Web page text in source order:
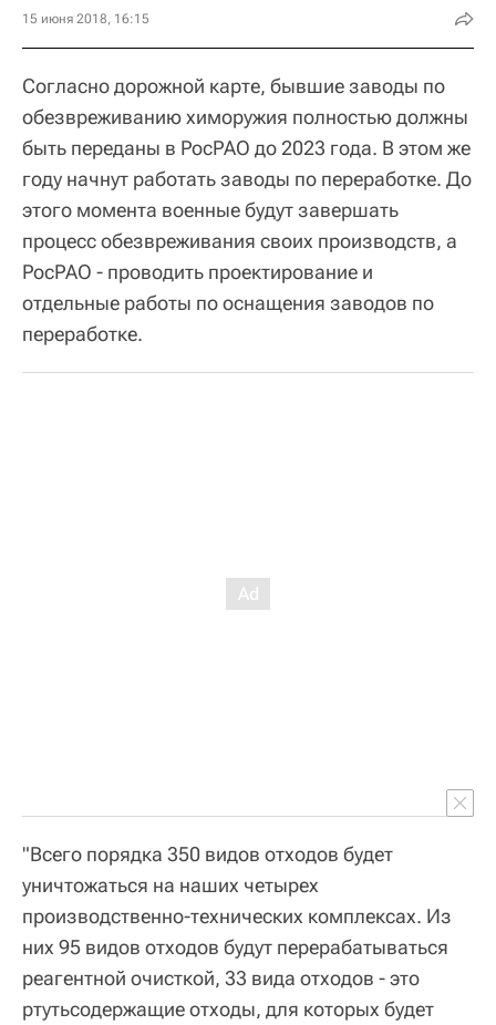
15 июня 2018, 16:15
Согласно дорожной карте, бывшие заводы по
обезвреживанию химоружия полностью должны
быть переданы в РосРАО до 2023 года. В этом же
году начнут работать заводы по переработке. До
этого момента военные будут завершать
процесс обезвреживания своих производств, а
РосРАО - проводить проектирование и
отдельные работы по оснащения заводов по
переработке.
"Всего порядка 350 видов отходов будет
уничтожаться на наших четырех
производственно-технических комплексах. Из
них 95 видов отходов будут перерабатываться
реагентной очисткой, 33 вида отходов - это
ртутьсодержащие отходы, для которых будет